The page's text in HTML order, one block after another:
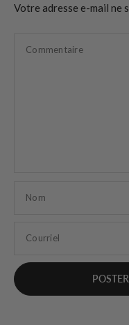
Votre adresse e-mail ne
Commentaire
Nom
Courriel